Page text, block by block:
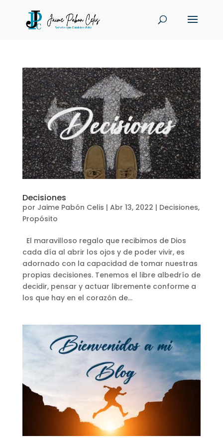
Decisiones
por Jaime Pabón Celis | Abr 13, 2022 | Decisiones,
Propósito
El maravilloso regalo que recibimos de Dios
cada día al abrir los ojos y de poder vivir, es
adornado con la capacidad de tomar nuestras
propias decisiones. Tenemos el libre albedrío de
decidir, pensar y actuar libremente conforme a
los que hay en el corazón de...